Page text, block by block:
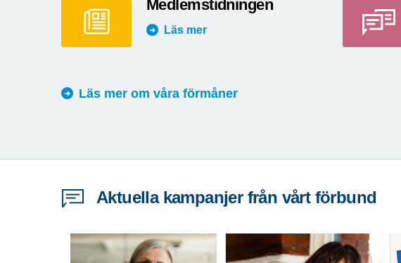
Medlemstidningen
Läs mer
Läs mer om våra förmåner
Aktuella kampanjer från vårt förbund